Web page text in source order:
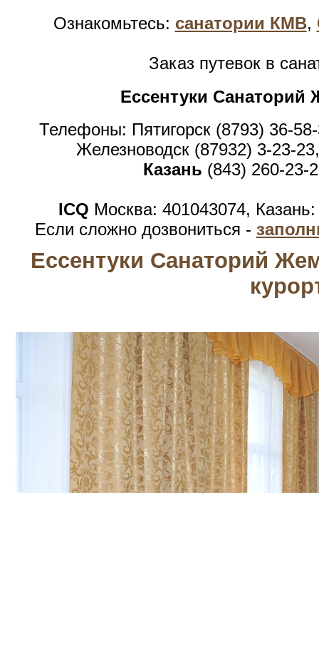
Ознакомьтесь: санатории КМВ,
Заказ путевок в
Ессентуки Санаторий
Телефоны: Пятигорск (8793) 36-
Железноводск (87932) 3-23-
Казань (843) 260-23-
ICQ Москва: 401043074,
Если сложно дозвониться -
Ессентуки Санаторий